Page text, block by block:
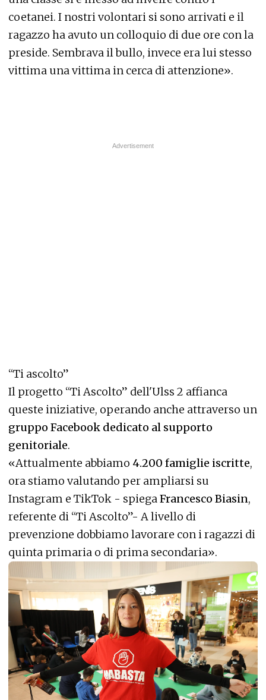
coetanei. I nostri volontari si sono arrivati e il
ragazzo ha avuto un colloquio di due ore con la
preside. Sembrava il bullo, invece era lui stesso
vittima una vittima in cerca di attenzione».
“Ti ascolto”
Il progetto “Ti Ascolto” dell'Ulss 2 affianca
queste iniziative, operando anche attraverso un
gruppo Facebook dedicato al supporto
genitoriale.
«Attualmente abbiamo 4.200 famiglie iscritte,
ora stiamo valutando per ampliarsi su
Instagram e TikTok - spiegaFrancesco Biasin,
referente di “Ti Ascolto”- A livello di
prevenzione dobbiamo lavorare con i ragazzi di
quinta primaria o di prima secondaria».